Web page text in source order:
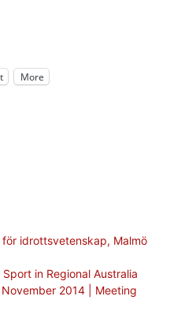
More
för idrottsvetenskap, Malmö
in Regional Australia
2014 | Meeting